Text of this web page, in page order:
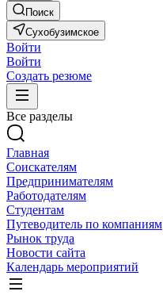
Поиск
Сухобузимское
Войти
Войти
Создать резюме
Все разделы
Главная
Соискателям
Предпринимателям
Работодателям
Студентам
Путеводитель по компаниям
Рынок труда
Новости сайта
Календарь мероприятий